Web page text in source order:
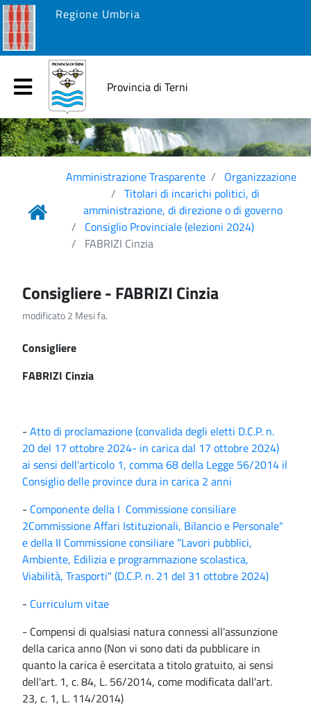
Regione Umbria
Provincia di Terni
Amministrazione Trasparente
Organizzazione
Titolari di incarichi politici, di
amministrazione, di direzione o di governo
Consiglio Provinciale (elezioni 2024)
FABRIZI Cinzia
Consigliere - FABRIZI Cinzia
modificato 2 Mesi fa.
Consigliere
FABRIZI Cinzia
- Atto di proclamazione (convalida degli eletti D.C.P. n.
20 del 17 ottobre 2024- in carica dal 17 ottobre 2024)
ai sensi dell'articolo 1, comma 68 della Legge 56/2014 il
Consiglio delle province dura in carica 2 anni
- Componente della I Commissione consiliare
2Commissione Affari Istituzionali, Bilancio e Personale"
e della II Commissione consiliare "Lavori pubblici,
Ambiente, Edilizia e programmazione scolastica,
Viabilità, Trasporti" (D.C.P. n. 21 del 31 ottobre 2024)
- Curriculum vitae
- Compensi di qualsiasi natura connessi all'assunzione
della carica anno (Non vi sono dati da pubblicare in
quanto la carica è esercitata a titolo gratuito, ai sensi
dell'art. 1, c. 84, L. 56/2014, come modificata dall'art.
23, c. 1, L. 114/2014)